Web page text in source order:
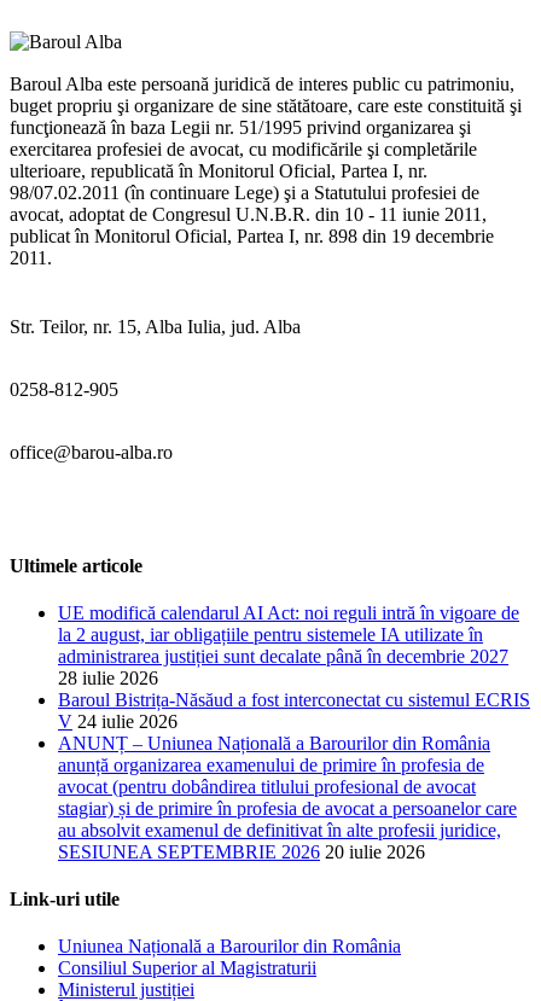
Baroul Alba este persoană juridică de interes public cu patrimoniu,
buget propriu şi organizare de sine stătătoare, care este constituită şi
funcţionează în baza Legii nr. 51/1995 privind organizarea şi
exercitarea profesiei de avocat, cu modificările şi completările
ulterioare, republicată în Monitorul Oficial, Partea I, nr.
98/07.02.2011 (în continuare Lege) şi a Statutului profesiei de
avocat, adoptat de Congresul U.N.B.R. din 10 - 11 iunie 2011,
publicat în Monitorul Oficial, Partea I, nr. 898 din 19 decembrie
2011.
Str. Teilor, nr. 15, Alba Iulia, jud. Alba
0258-812-905
office@barou-alba.ro
Ultimele articole
UE modifică calendarul AI Act: noi reguli intră în vigoare de
la 2 august, iar obligațiile pentru sistemele IA utilizate în
administrarea justiției sunt decalate până în decembrie 2027
28 iulie 2026
Baroul Bistrița-Năsăud a fost interconectat cu sistemul ECRIS
V 24 iulie 2026
ANUNȚ – Uniunea Națională a Barourilor din România
anunță organizarea examenului de primire în profesia de
avocat (pentru dobândirea titlului profesional de avocat
stagiar) și de primire în profesia de avocat a persoanelor care
au absolvit examenul de definitivat în alte profesii juridice,
SESIUNEA SEPTEMBRIE 2026 20 iulie 2026
Link-uri utile
Uniunea Națională a Barourilor din România
Consiliul Superior al Magistraturii
Ministerul justiției